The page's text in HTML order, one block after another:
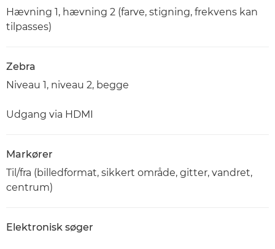
Hævning 1, hævning 2 (farve, stigning, frekvens kan
tilpasses)
Zebra
Niveau 1, niveau 2, begge
Udgang via HDMI
Markører
Til/fra (billedformat, sikkert område, gitter, vandret,
centrum)
Elektronisk søger